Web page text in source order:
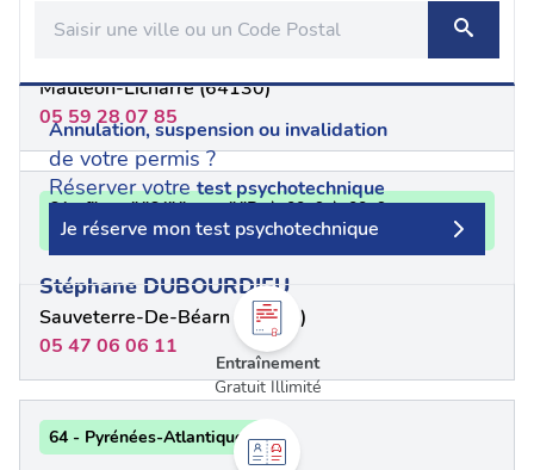
Annulation, suspension ou invalidation
de votre permis ?
Réserver votretest psychotechnique
Je réserve mon test psychotechnique
Entraînement
Gratuit Illimité
Mauléon-Licharre (64130)
05 59 28 07 85
64 - {"num":"64","name":"Pyr\u00e9n\u00e9es
Atlantiques"}
Stéphane DUBOURDIEU
Sauveterre-De-Béarn (64390)
05 47 06 06 11
64 - Pyrénées-Atlantiques